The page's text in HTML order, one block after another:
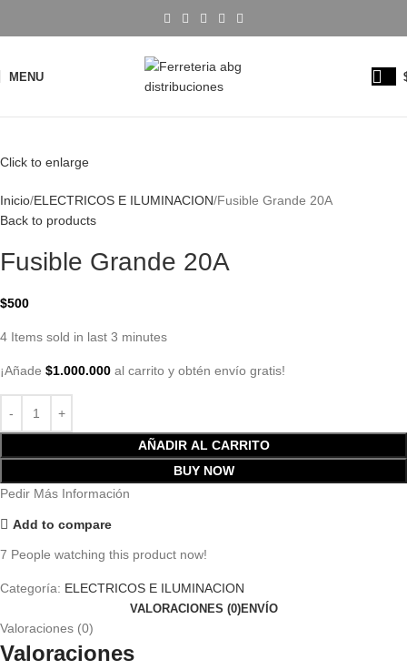
MENU
Click to enlarge
Inicio ELECTRICOS E ILUMINACION Fusible Grande 20A
Back to products
Fusible Grande 20A
$500
4 Items sold in last 3 minutes
¡Añade $1.000.000 al carrito y obtén envío gratis!
AÑADIR AL CARRITO
BUY NOW
Pedir Más Información
Add to compare
7 People watching this product now!
Categoría: ELECTRICOS E ILUMINACION
VALORACIONES (0)ENVÍO
Valoraciones (0)
Valoraciones